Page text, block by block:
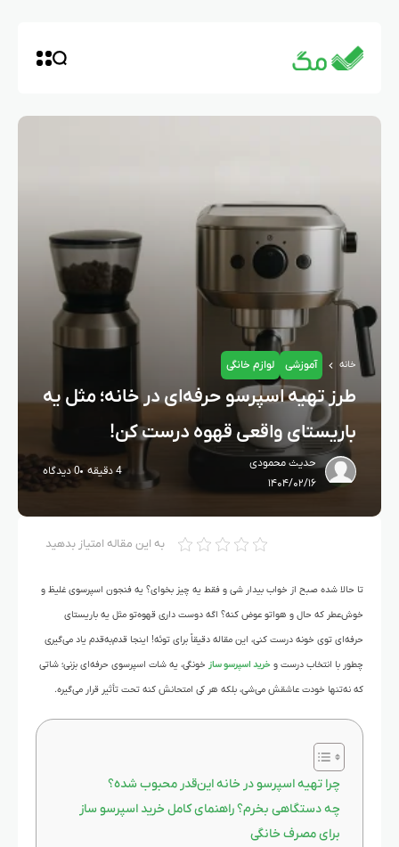
خانه آموزشی لوازم خانگی
طرز تهیه اسپرسو حرفه‌ای در خانه؛ مثل یه
باریستای واقعی قهوه درست کن!
حدیث محمودی
۱۴۰۴/۰۲/۱۶
4 دقیقه 0 دیدگاه
به این مقاله امتیاز بدهید
تا حالا شده صبح از خواب بیدار شی و فقط یه چیز بخوای؟ یه فنجون اسپرسوی غلیظ و
خوش‌عطر که حال و هواتو عوض کنه؟ اگه دوست داری قهوه‌تو مثل یه باریستای
حرفه‌ای توی خونه درست کنی، این مقاله دقیقاً برای توئه! اینجا قدم‌به‌قدم یاد می‌گیری
چطور با انتخاب درست و خرید اسپرسو ساز خونگی، یه شات اسپرسوی حرفه‌ای بزنی؛ شاتی
که نه‌تنها خودت عاشقش می‌شی، بلکه هر کی امتحانش کنه تحت تأثیر قرار می‌گیره.
چرا تهیه اسپرسو در خانه این‌قدر محبوب شده؟
چه دستگاهی بخرم؟ راهنمای کامل خرید اسپرسو ساز
برای مصرف خانگی